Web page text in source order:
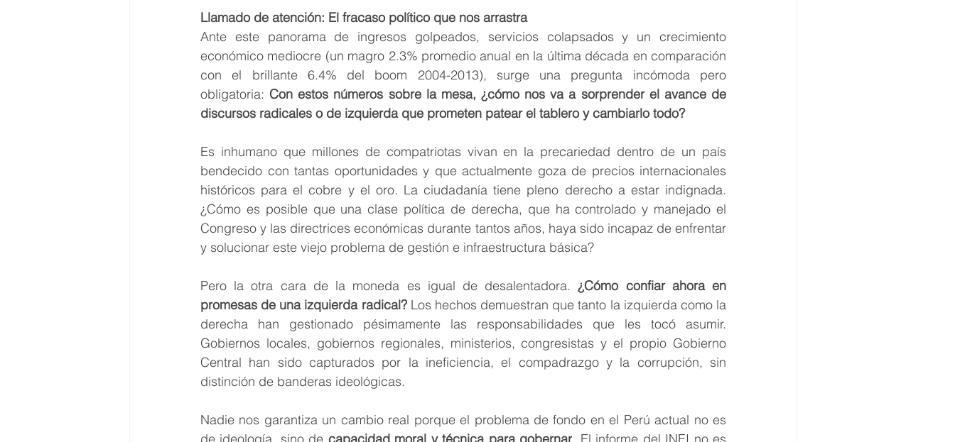
Llamado de atención: El fracaso político que nos arrastra
Ante este panorama de ingresos golpeados, servicios colapsados y un crecimiento
económico mediocre (un magro 2.3% promedio anual en la última década en comparación
con el brillante 6.4% del boom 2004-2013), surge una pregunta incómoda pero
obligatoria: Con estos números sobre la mesa, ¿cómo nos va a sorprender el avance de
discursos radicales o de izquierda que prometen patear el tablero y cambiarlo todo?
Es inhumano que millones de compatriotas vivan en la precariedad dentro de un país
bendecido con tantas oportunidades y que actualmente goza de precios internacionales
históricos para el cobre y el oro. La ciudadanía tiene pleno derecho a estar indignada.
¿Cómo es posible que una clase política de derecha, que ha controlado y manejado el
Congreso y las directrices económicas durante tantos años, haya sido incapaz de enfrentar
y solucionar este viejo problema de gestión e infraestructura básica?
Pero la otra cara de la moneda es igual de desalentadora. ¿Cómo confiar ahora en
promesas de una izquierda radical? Los hechos demuestran que tanto la izquierda como la
derecha han gestionado pésimamente las responsabilidades que les tocó asumir.
Gobiernos locales, gobiernos regionales, ministerios, congresistas y el propio Gobierno
Central han sido capturados por la ineficiencia, el compadrazgo y la corrupción, sin
distinción de banderas ideológicas.
Nadie nos garantiza un cambio real porque el problema de fondo en el Perú actual no es